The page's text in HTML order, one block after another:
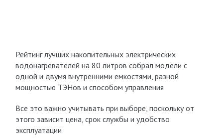
Рейтинг лучших накопительных электрических
водонагревателей на 80 литров собрал модели с
одной и двумя внутренними емкостями, разной
мощностью ТЭНов и способом управления
Все это важно учитывать при выборе, поскольку от
этого зависит цена, срок службы и удобство
эксплуатации